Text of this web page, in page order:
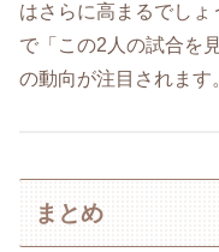
はさらに高まるでし
で「この2人の試合を
の動向が注目されます
まとめ